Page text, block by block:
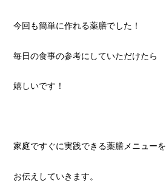
今回も簡単に作れる薬膳でした！
毎日の食事の参考にしていただけたら
嬉しいです！
家庭ですぐに実践できる薬膳メニューを
お伝えしていきます。